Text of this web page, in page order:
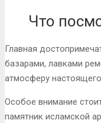
Что
Главная
базарами, лавками
атмосферу
Особое внимание
памятник исламской